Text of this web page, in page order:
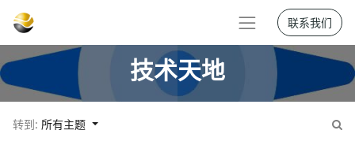
联系我们
技术天地
转到: 所有主题